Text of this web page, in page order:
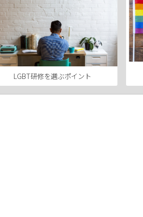
LGBT研修を選ぶポイント